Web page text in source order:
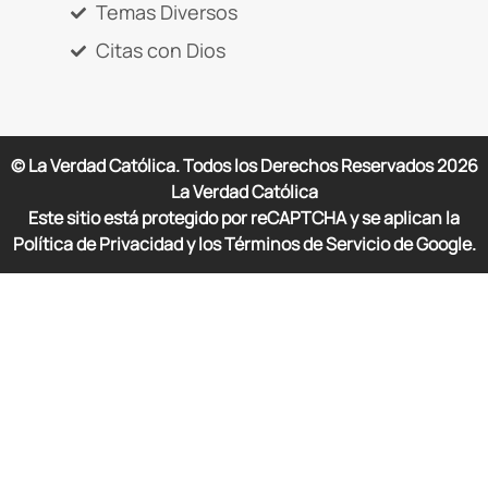
Temas Diversos
Citas con Dios
© La Verdad Católica. Todos los Derechos Reservados2026
La Verdad Católica
Este sitio está protegido por reCAPTCHA y se aplican la
Política de Privacidad y los Términos de Servicio de Google.